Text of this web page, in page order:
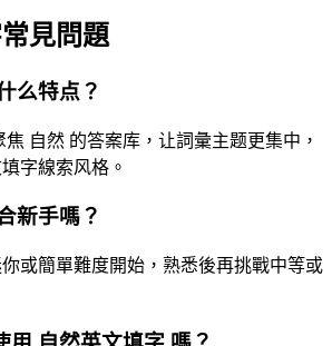
見問題
么特点？
自然 的答案库，让詞彙主题更集中，
字線索风格。
新手嗎？
或簡單難度開始，熟悉後再挑戰中等或